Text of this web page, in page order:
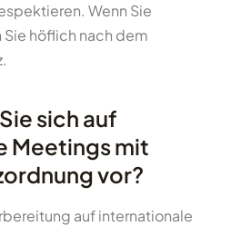
Wenn Sie
höflich nach dem
sich auf
Meetings mit
vor?
auf internationale